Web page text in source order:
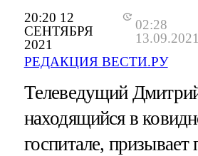
20:20 12
СЕНТЯБРЯ
2021
02:28
13.09.2021
РЕДАКЦИЯ ВЕСТИ.РУ
Телеведущий
находящийся в
госпитале, призывает